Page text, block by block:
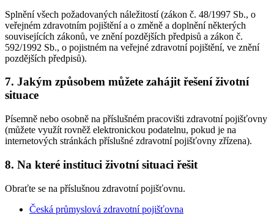
Splnění všech požadovaných náležitostí (zákon č. 48/1997 Sb., o
veřejném zdravotním pojištění a o změně a doplnění některých
souvisejících zákonů, ve znění pozdějších předpisů a zákon č.
592/1992 Sb., o pojistném na veřejné zdravotní pojištění, ve znění
pozdějších předpisů).
7. Jakým způsobem můžete zahájit řešení životní
situace
Písemně nebo osobně na příslušném pracovišti zdravotní pojišťovny
(můžete využít rovněž elektronickou podatelnu, pokud je na
internetových stránkách příslušné zdravotní pojišťovny zřízena).
8. Na které instituci životní situaci řešit
Obraťte se na příslušnou zdravotní pojišťovnu.
Česká průmyslová zdravotní pojišťovna